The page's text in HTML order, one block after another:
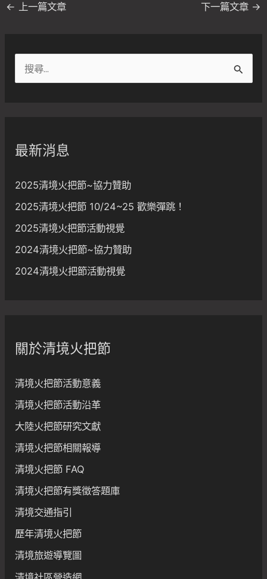
← 上一篇文章 下一篇文章 →
尋
:最新消息
2025清境火把節~協力贊助
2025清境火把節 10/24~25 歡樂彈跳！
2025清境火把節活動視覺
2024清境火把節~協力贊助
2024清境火把節活動視覺
關於清境火把節
清境火把節活動意義
清境火把節活動沿革
大陸火把節研究文獻
清境火把節相關報導
清境火把節 FAQ
清境火把節有獎徵答題庫
清境交通指引
歷年清境火把節
清境旅遊導覽圖